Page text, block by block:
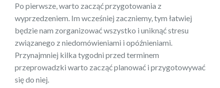
Po pierwsze, warto zacząć przygotowania z
wyprzedzeniem. Im wcześniej zaczniemy, tym łatwiej
będzie nam zorganizować wszystko i uniknąć stresu
związanego z niedomówieniami i opóźnieniami.
Przynajmniej kilka tygodni przed terminem
przeprowadzki warto zacząć planować i przygotowywać
się do niej.